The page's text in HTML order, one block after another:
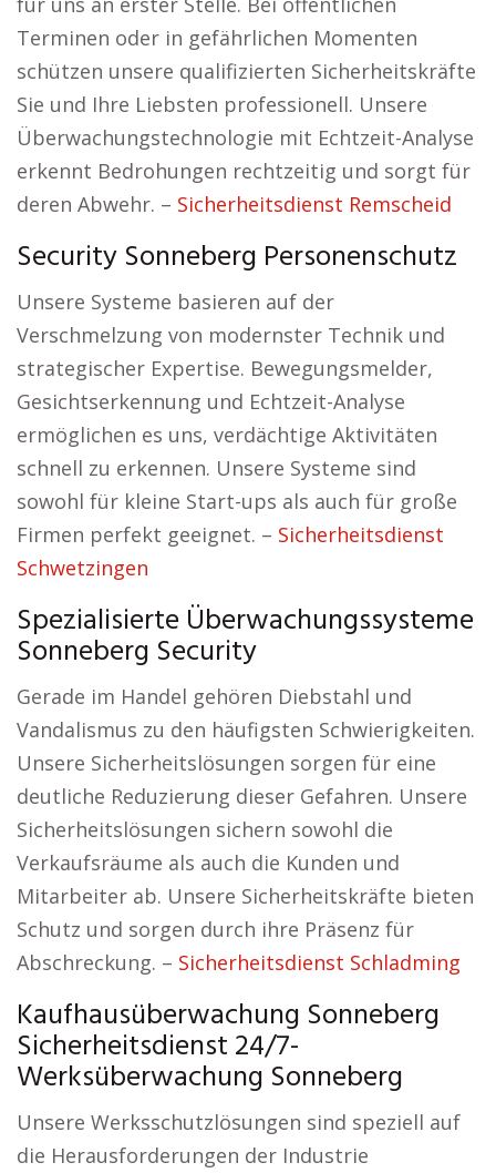
Terminen oder in gefährlichen Momenten
schützen unsere qualifizierten Sicherheitskräfte
Sie und Ihre Liebsten professionell. Unsere
Überwachungstechnologie mit Echtzeit-Analyse
erkennt Bedrohungen rechtzeitig und sorgt für
deren Abwehr. – Sicherheitsdienst Remscheid
Security Sonneberg Personenschutz
Unsere Systeme basieren auf der
Verschmelzung von modernster Technik und
strategischer Expertise. Bewegungsmelder,
Gesichtserkennung und Echtzeit-Analyse
ermöglichen es uns, verdächtige Aktivitäten
schnell zu erkennen. Unsere Systeme sind
sowohl für kleine Start-ups als auch für große
Firmen perfekt geeignet. – Sicherheitsdienst
Schwetzingen
Spezialisierte Überwachungssysteme
Sonneberg Security
Gerade im Handel gehören Diebstahl und
Vandalismus zu den häufigsten Schwierigkeiten.
Unsere Sicherheitslösungen sorgen für eine
deutliche Reduzierung dieser Gefahren. Unsere
Sicherheitslösungen sichern sowohl die
Verkaufsräume als auch die Kunden und
Mitarbeiter ab. Unsere Sicherheitskräfte bieten
Schutz und sorgen durch ihre Präsenz für
Abschreckung. – Sicherheitsdienst Schladming
Kaufhausüberwachung Sonneberg
Sicherheitsdienst 24/7-
Werksüberwachung Sonneberg
Unsere Werksschutzlösungen sind speziell auf
die Herausforderungen der Industrie